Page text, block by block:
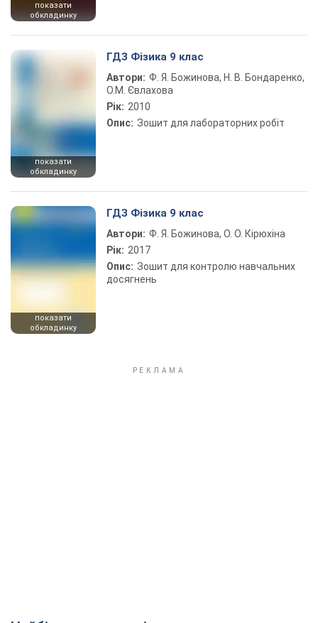
показати
обкладинку
показати
обкладинку
ГДЗ Фізика 9 клас
Автори: Ф. Я. Божинова, Н. В. Бондаренко,
О.М. Євлахова
Рік: 2010
Опис: Зошит для лабораторних робіт
показати
обкладинку
ГДЗ Фізика 9 клас
Автори: Ф. Я. Божинова, О. О. Кірюхіна
Рік: 2017
Опис: Зошит для контролю навчальних
досягнень